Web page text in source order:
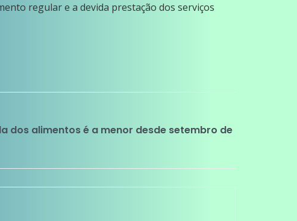
regular e a devida prestação dos serviços
dos alimentos é a menor desde setembro de